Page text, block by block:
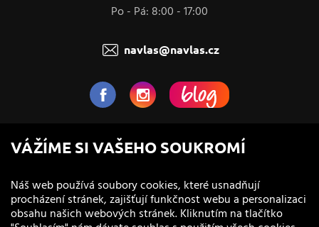
Po - Pá: 8:00 - 17:00
navlas@navlas.cz
NaVlas.cz - Vlasová kosmetika
provozovatel e-shopu a prodejen
VÁŽÍME SI VAŠEHO SOUKROMÍ
Náš web používá soubory cookies, které usnadňují
procházení stránek, zajišťují funkčnost webu a personalizaci
obsahu našich webových stránek. Kliknutím na tlačítko